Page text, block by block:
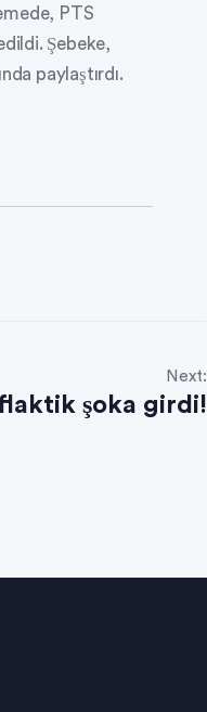
PTS
Şebeke,
paylaştırdı.
Next:
şoka girdi!